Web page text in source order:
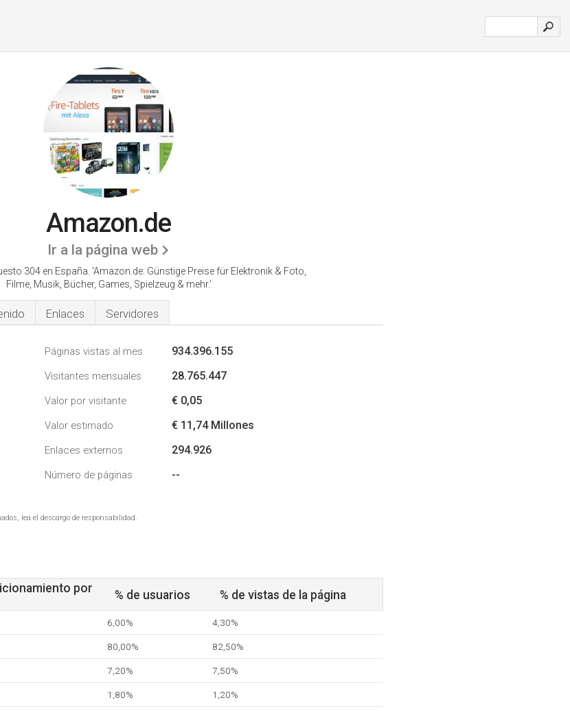
Amazon.de
Ir a la página web
304 en España. 'Amazon.de: Günstige Preise für Elektronik & Foto,
Filme, Musik, Bücher, Games, Spielzeug & mehr.'
Enlaces Servidores
Páginas vistas al mes 934.396.155
Visitantes mensuales 28.765.447
Valor por visitante € 0,05
Valor estimado € 11,74 Millones
Enlaces externos 294.926
Número de páginas --
lea el descargo de responsabilidad.
por
% de usuarios % de vistas de la página
6,00% 4,30%
80,00% 82,50%
7,20% 7,50%
1,80% 1,20%